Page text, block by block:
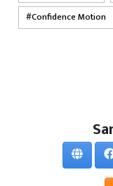
Confidence Motion